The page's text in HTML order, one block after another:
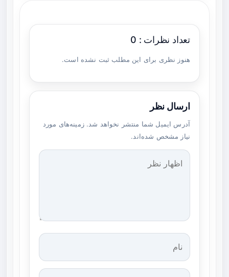
تعداد نظرات : 0
هنوز نظری برای این مطلب ثبت نشده است.
ارسال نظر
آدرس ایمیل شما منتشر نخواهد شد. زمینه‌های مورد
نیاز مشخص شده‌اند.